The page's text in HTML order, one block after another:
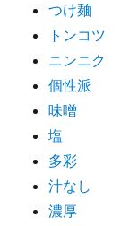
つけ麺
トンコツ
ニンニク
個性派
味噌
塩
多彩
汁なし
濃厚